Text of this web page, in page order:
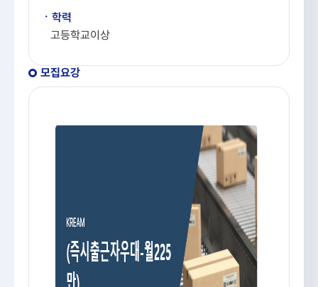
ㆍ학력
고등학교이상
모집요강